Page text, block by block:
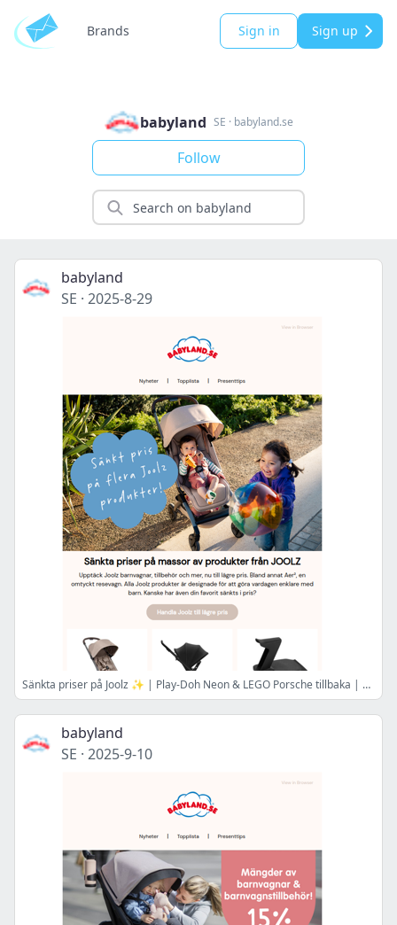
Brands Sign in Sign up
babyland SE · babyland.se
Follow
babyland
SE · 2025-8-29
Sänkta priser på Joolz ✨ | Play-Doh Neon & LEGO Porsche tillbaka | Höstbus 15 % pågår 🍂
babyland
SE · 2025-9-10